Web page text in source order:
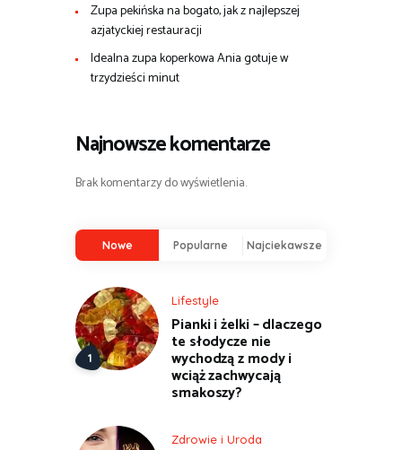
Zupa pekińska na bogato, jak z najlepszej
azjatyckiej restauracji
Idealna zupa koperkowa Ania gotuje w
trzydzieści minut
Najnowsze komentarze
Brak komentarzy do wyświetlenia.
Nowe Popularne Najciekawsze
Lifestyle
Pianki i żelki – dlaczego
te słodycze nie
wychodzą z mody i
wciąż zachwycają
smakoszy?
Zdrowie i Uroda